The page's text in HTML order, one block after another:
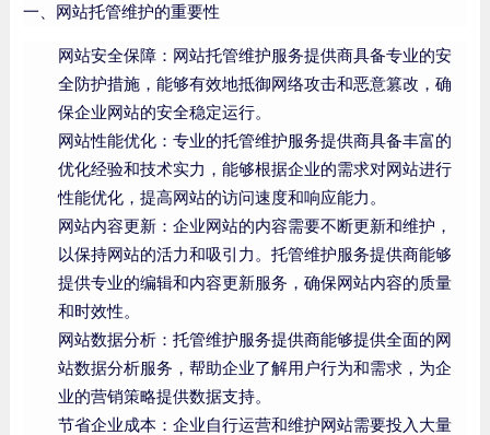
一、网站托管维护的重要性
网站安全保障：网站托管维护服务提供商具备专业的安
全防护措施，能够有效地抵御网络攻击和恶意篡改，确
保企业网站的安全稳定运行。
网站性能优化：专业的托管维护服务提供商具备丰富的
优化经验和技术实力，能够根据企业的需求对网站进行
性能优化，提高网站的访问速度和响应能力。
网站内容更新：企业网站的内容需要不断更新和维护，
以保持网站的活力和吸引力。托管维护服务提供商能够
提供专业的编辑和内容更新服务，确保网站内容的质量
和时效性。
网站数据分析：托管维护服务提供商能够提供全面的网
站数据分析服务，帮助企业了解用户行为和需求，为企
业的营销策略提供数据支持。
节省企业成本：企业自行运营和维护网站需要投入大量